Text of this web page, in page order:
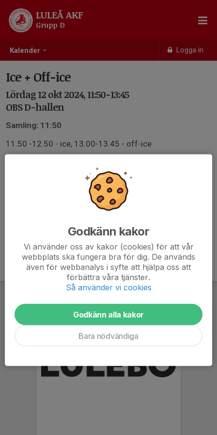
Kalender Logga in
LULEÅ AKF
Grupp D
Ice + Off-ice
Lördag 12 okt 2024, 11:50-13:45
OBS D-hallen
Samling: 11:50
11.50 -12.50 - ice, 13.00-13.45 - off-ice
Godkänn kakor
Vi använder oss av kakor (cookies) för att vår
webbplats ska fungera bra för dig. De används
även för webbanalys i syfte att hjälpa oss att
förbättra våra tjänster.
Så använder vi cookies
Godkänn alla kakor
Bara nödvändiga